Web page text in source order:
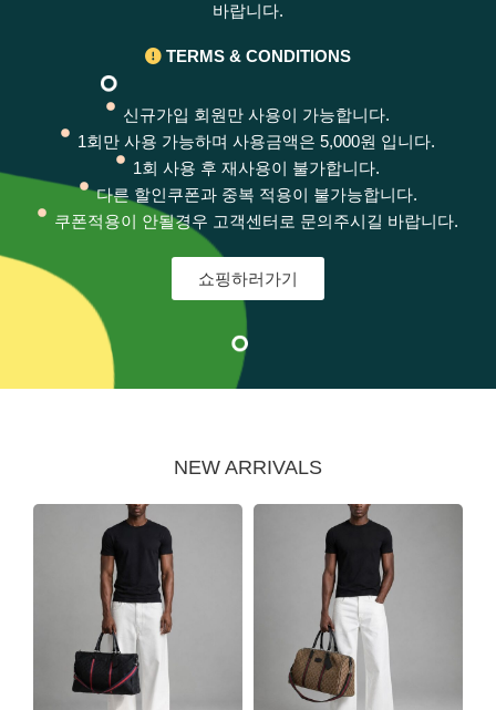
바랍니다.
TERMS & CONDITIONS
신규가입 회원만 사용이 가능합니다.
1회만 사용 가능하며 사용금액은 5,000원 입니다.
1회 사용 후 재사용이 불가합니다.
다른 할인쿠폰과 중복 적용이 불가능합니다.
쿠폰적용이 안될경우 고객센터로 문의주시길 바랍니다.
쇼핑하러가기
NEW ARRIVALS